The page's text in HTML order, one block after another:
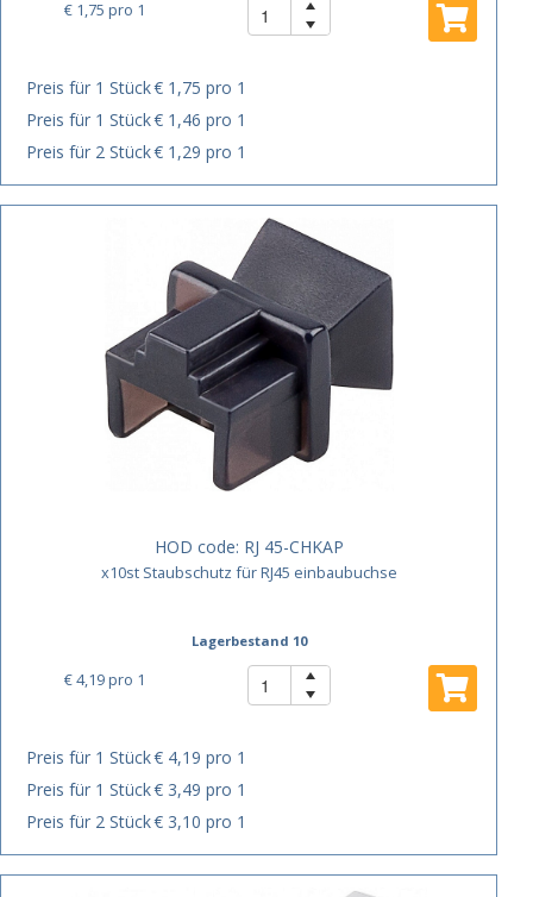
€ 1,75 pro 1
Preis für 1 Stück€ 1,75 pro 1
Preis für 1 Stück€ 1,46 pro 1
Preis für 2 Stück€ 1,29 pro 1
HOD code: RJ 45-CHKAP
x10st Staubschutz für RJ45 einbaubuchse
Lagerbestand 10
€ 4,19pro 1
Preis für 1 Stück€ 4,19 pro 1
Preis für 1 Stück€ 3,49 pro 1
Preis für 2 Stück€ 3,10 pro 1